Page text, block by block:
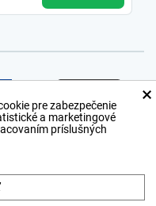
×
pre zabezpečenie
a marketingové
príslušných